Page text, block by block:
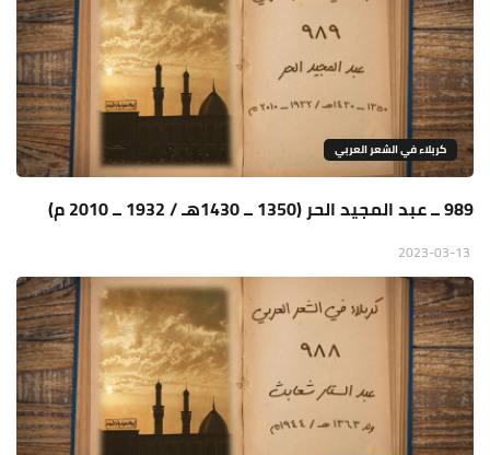
كربلاء في الشعر العربي
989 ــ عبد المجيد الحر (1350 ــ 1430هـ / 1932 ــ 2010 م)